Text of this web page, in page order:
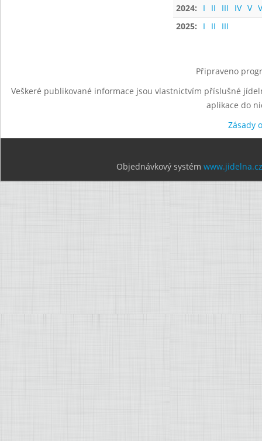
2024:
I II III IV V
2025:
I II III
Připraveno
Veškeré publikované informace jsou vlastnictvím příslušné
aplikace do
Zásady
Objednávkový systém www.jidelna.cz